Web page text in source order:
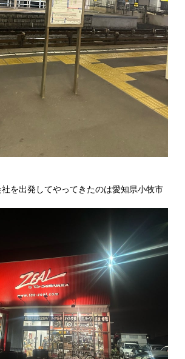
を出発してやってきたのは愛知県小牧市